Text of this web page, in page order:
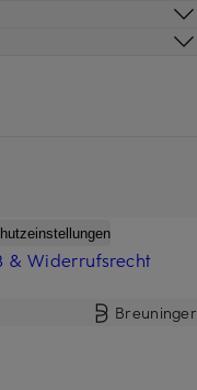
& Widerrufsrecht
Breuninger